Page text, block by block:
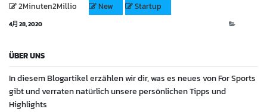
2Minuten2Millio
New Startup
4月 28, 2020
ÜBER UNS
In diesem Blogartikel erzählen wir dir, was es neues von For Sports
gibt und verraten natürlich unsere persönlichen Tipps und
Highlights